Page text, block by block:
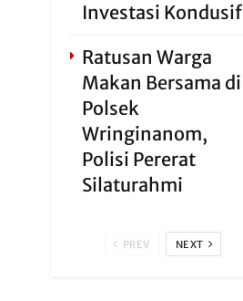
Investasi Kondusif
Ratusan Warga
Makan Bersama di
Polsek
Wringinanom,
Polisi Pererat
Silaturahmi
PREV NEXT